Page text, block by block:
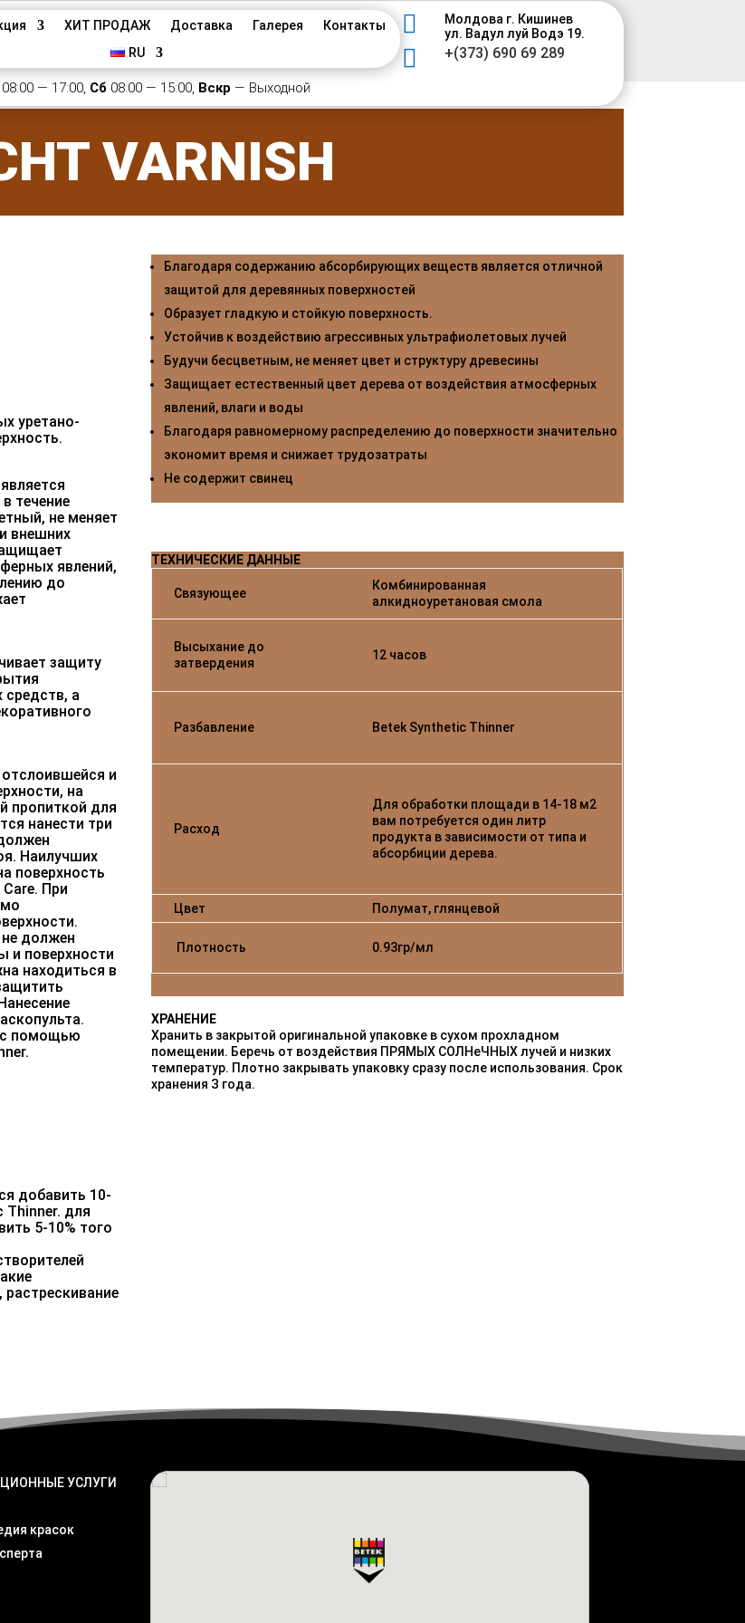
ХИТ ПРОДАЖ Доставка Галерея
Контакты
RU
08:00 — 17:00, Сб 08:00 — 15:00, Вскр — Выходной

Молдова г. Кишинев
ул. Вадул луй Водэ 19.
 +(373) 690 69 289
VARNISH
Благодаря содержанию абсорбирующих веществ является отличной
защитой для деревянных поверхностей
Образует гладкую и стойкую поверхность.
Устойчив к воздействию агрессивных ультрафиолетовых лучей
Будучи бесцветным, не меняет цвет и структуру древесины
Защищает естественный цвет дерева от воздействия атмосферных
явлений, влаги и воды
Благодаря равномерному распределению до поверхности значительно
экономит время и снижает трудозатраты
Не содержит свинец
уретано-
течение
не меняет
внешних
явлений,
до
защиту
средств, а
и
на
пропиткой для
нанести три
Наилучших
поверхность
При
должен
и поверхности
находиться в
с помощью
добавить 10-
Thinner. для
5-10% того
растрескивание
ТЕХНИЧЕСКИЕ ДАННЫЕ
Связующее
Комбинированная
алкидноуретановая смола
Высыхание до
затвердения
12 часов
Разбавление Betek Synthetic Thinner
Расход
Для обработки площади в 14-18 м2
вам потребуется один литр
продукта в зависимости от типа и
абсорбиции дерева.
Цвет Полумат, глянцевой
Плотность 0.93гр/мл
ХРАНЕНИЕ
Хранить в закрытой оригинальной упаковке в сухом прохладном
помещении. Беречь от воздействия ПРЯМЫХ СОЛНеЧНЫХ лучей и низких
температур. Плотно закрывать упаковку сразу после использования. Срок
хранения З года.
УСЛУГИ
красок